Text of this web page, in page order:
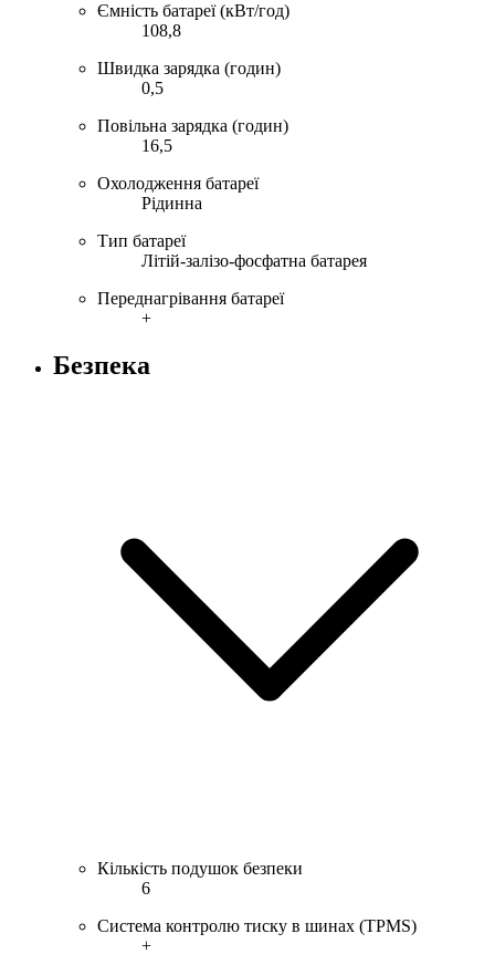
Ємність батареї (кВт/год)
108,8
Швидка зарядка (годин)
0,5
Повільна зарядка (годин)
16,5
Охолодження батареї
Рідинна
Тип батареї
Літій-залізо-фосфатна батарея
Переднагрівання батареї
+
Безпека
Кількість подушок безпеки
6
Система контролю тиску в шинах (TPMS)
+